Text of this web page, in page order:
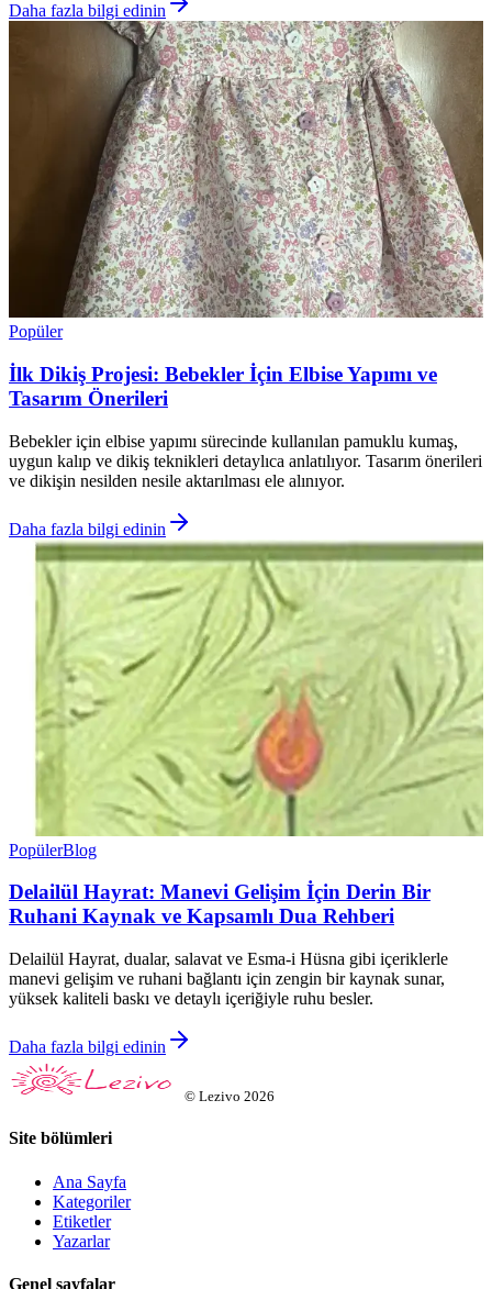
Daha fazla bilgi edinin
Popüler
İlk Dikiş Projesi: Bebekler İçin Elbise Yapımı ve
Tasarım Önerileri
Bebekler için elbise yapımı sürecinde kullanılan pamuklu kumaş,
uygun kalıp ve dikiş teknikleri detaylıca anlatılıyor. Tasarım önerileri
ve dikişin nesilden nesile aktarılması ele alınıyor.
Daha fazla bilgi edinin
PopülerBlog
Delailül Hayrat: Manevi Gelişim İçin Derin Bir
Ruhani Kaynak ve Kapsamlı Dua Rehberi
Delailül Hayrat, dualar, salavat ve Esma-i Hüsna gibi içeriklerle
manevi gelişim ve ruhani bağlantı için zengin bir kaynak sunar,
yüksek kaliteli baskı ve detaylı içeriğiyle ruhu besler.
Daha fazla bilgi edinin
© Lezivo 2026
Site bölümleri
Ana Sayfa
Kategoriler
Etiketler
Yazarlar
Genel sayfalar